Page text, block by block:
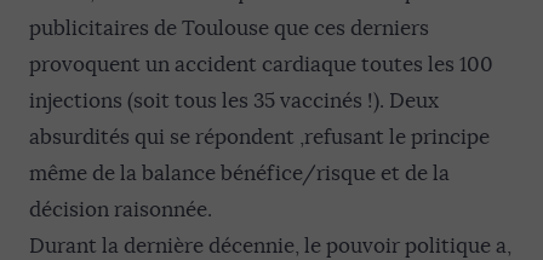
publicitaires de Toulouse que ces derniers
provoquent un accident cardiaque toutes les 100
injections (soit tous les 35 vaccinés !). Deux
absurdités qui se répondent ,refusant le principe
même de la balance bénéfice/risque et de la
décision raisonnée.
Durant la dernière décennie, le pouvoir politique a,